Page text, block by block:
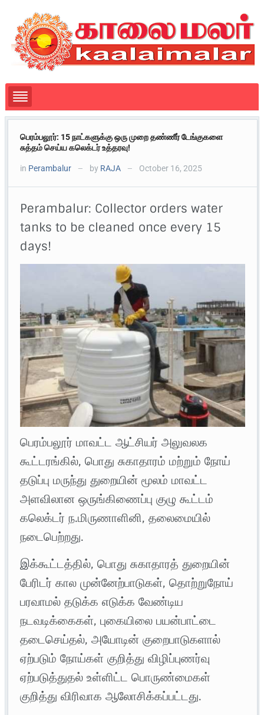
பெரம்பலூர்: 15 நாட்களுக்கு ஒரு முறை தண்ணீர் டேங்குகளை
சுத்தம் செய்ய கலெக்டர் உத்தரவு!
in Perambalur — by RAJA — October 16, 2025
Perambalur: Collector orders water
tanks to be cleaned once every 15
days!
பெரம்பலூர் மாவட்ட ஆட்சியர் அலுவலக
கூட்டரங்கில், பொது சுகாதாரம் மற்றும் நோய்
தடுப்பு மருந்து துறையின் மூலம் மாவட்ட
அளவிலான ஒருங்கிணைப்பு குழு கூட்டம்
கலெக்டர் ந.மிருணாளினி, தலைமையில்
நடைபெற்றது.
இக்கூட்டத்தில், பொது சுகாதாரத் துறையின்
பேரிடர் கால முன்னேற்பாடுகள், தொற்றுநோய்
பரவாமல் தடுக்க எடுக்க வேண்டிய
நடவடிக்கைகள், புகையிலை பயன்பாட்டை
தடைசெய்தல், அயோடின் குறைபாடுகளால்
ஏற்படும் நோய்கள் குறித்து விழிப்புணர்வு
ஏற்படுத்துதல் உள்ளிட்ட பொருண்மைகள்
குறித்து விரிவாக ஆலோசிக்கப்பட்டது.